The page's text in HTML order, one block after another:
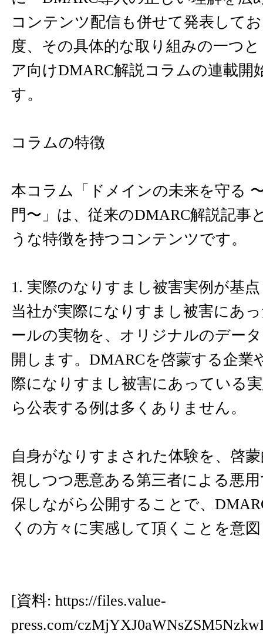
コンテンツ配信も併せて発表して
度、その具体的な取り組みの一つ
ア向けDMARC解説コラムの連載開
す。
コラムの特徴
本コラム「ドメインの未来を守る
門〜」は、従来のDMARC解説記事
うな特徴を持つコンテンツです。
1. 実際のなりすまし被害実例が基点
当社が実際になりすまし被害にあ
ールの実物を、オリジナルのデー
開します。DMARCを啓蒙する企業
際になりすまし被害にあっている
ら公表する例は多くありません。
自身がなりすまされた体験を、啓
視しつつ悪意ある第三者による悪
保しながら公開することで、
くの方々に実感して頂くことを意
[資料: https://files.value-
press.com/